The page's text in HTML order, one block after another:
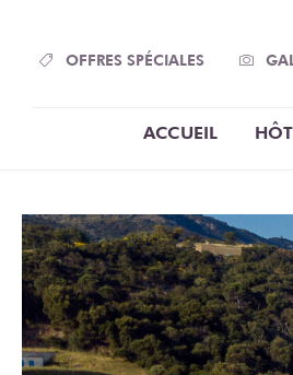
OFFRES SPÉCIALES
ACCUEIL